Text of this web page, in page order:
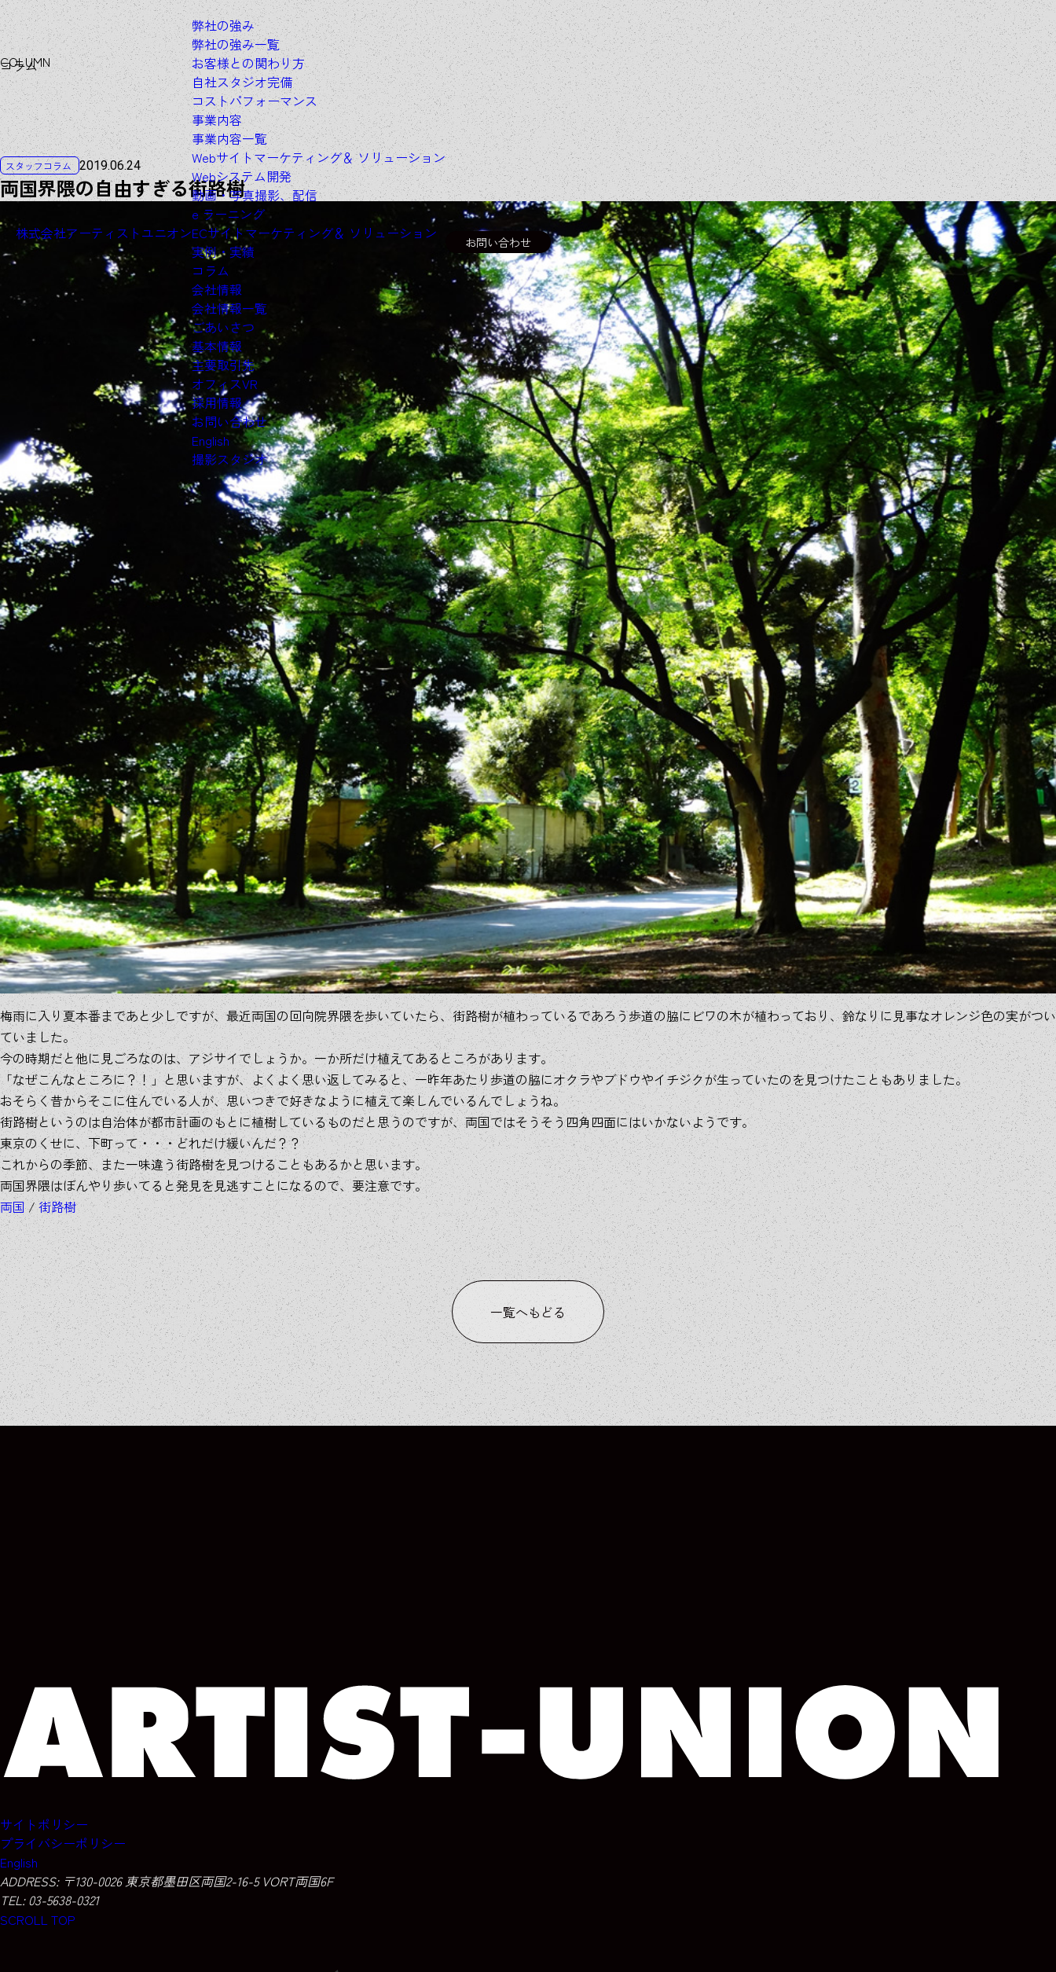
株式会社アーティストユニオン
弊社の強み
弊社の強み一覧
お客様との関わり方
自社スタジオ完備
コストパフォーマンス
事業内容
事業内容一覧
Webサイトマーケティング＆ソリューション
Webシステム開発
動画・写真撮影、配信
e ラーニング
ECサイトマーケティング＆ ソリューション
実例・実績
コラム
会社情報
会社情報一覧
ごあいさつ
基本情報
主要取引先
オフィスVR
採用情報
お問い合わせ
English
撮影スタジオ
お問い合わせ
コラム
COLUMN
スタッフコラム 2019.06.24
両国界隈の自由すぎる街路樹
梅雨に入り夏本番まであと少しですが、最近両国の回向院界隈を歩いていたら、街路樹が植わっているであろう歩道の脇にビワの木が植わっており、鈴なりに見事なオレンジ色の実がつい
ていました。
今の時期だと他に見ごろなのは、アジサイでしょうか。一か所だけ植えてあるところがあります。
「なぜこんなところに？！」と思いますが、よくよく思い返してみると、一昨年あたり歩道の脇にオクラやブドウやイチジクが生っていたのを見つけたこともありました。
おそらく昔からそこに住んでいる人が、思いつきで好きなように植えて楽しんでいるんでしょうね。
街路樹というのは自治体が都市計画のもとに植樹しているものだと思うのですが、両国ではそうそう四角四面にはいかないようです。
東京のくせに、下町って・・・どれだけ緩いんだ？？
これからの季節、また一味違う街路樹を見つけることもあるかと思います。
両国界隈はぼんやり歩いてると発見を見逃すことになるので、要注意です。
両国/街路樹
一覧へもどる
サイトポリシー
プライバシーポリシー
English
ADDRESS: 〒130-0026 東京都墨田区両国2-16-5 VORT両国6F
TEL: 03-5638-0321
SCROLL TOP